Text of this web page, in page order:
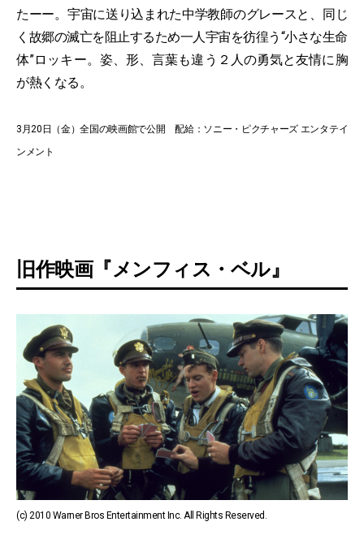
たーー。宇宙に送り込まれた中学教師のグレースと、同じ
く故郷の滅亡を阻止するため一人宇宙を彷徨う“小さな生命
体”ロッキー。姿、形、言葉も違う２人の勇気と友情に胸
が熱くなる。
3月20日（金）全国の映画館で公開 配給：ソニー・ピクチャーズ エンタテイ
ンメント
旧作映画『メンフィス・ベル』
(c) 2010 Warner Bros Entertainment Inc. All Rights Reserved.